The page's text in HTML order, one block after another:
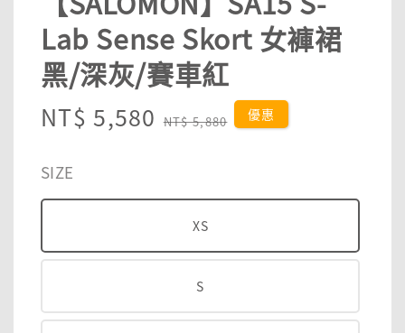
Lab Sense Skort 女褲裙
黑/深灰/賽車紅
Sale
NT$ 5,580 Regular
NT$ 5,880 優惠
SIZE
XS
S